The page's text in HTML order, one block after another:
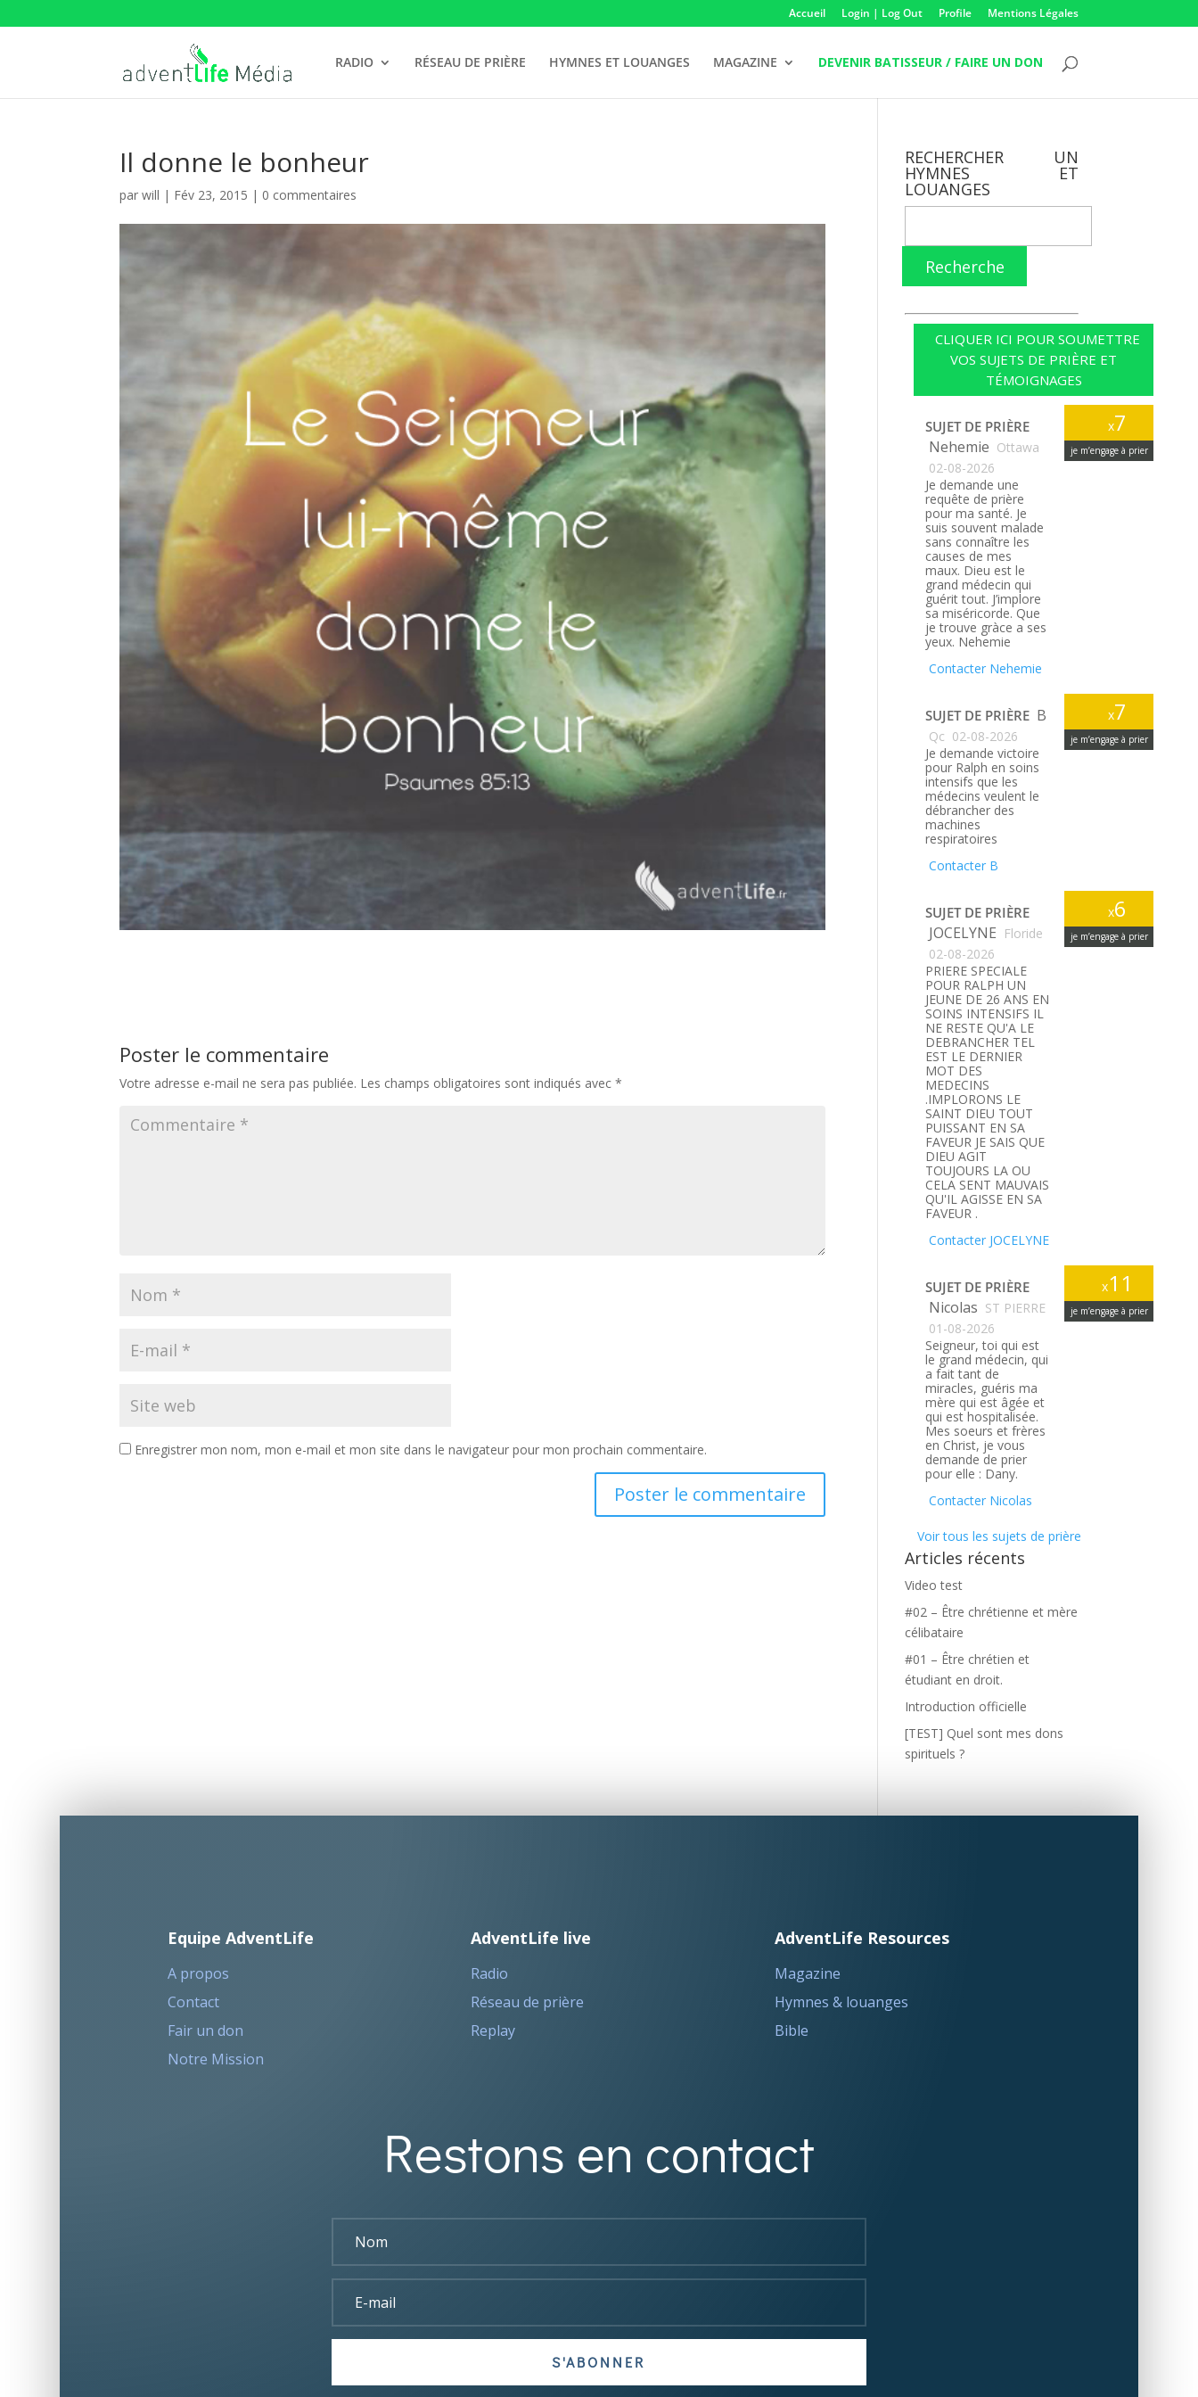
Accueil Login | Log Out Profile Mentions Légales
RADIO RÉSEAU DE PRIÈRE HYMNES ET LOUANGES MAGAZINE DEVENIR BATISSEUR / FAIRE UN DON
Il donne le bonheur
parwill | Fév 23, 2015 | 0 commentaires
Poster le commentaire
Votre adresse e-mail ne sera pas publiée. Les champs obligatoires sont indiqués avec*
Enregistrer mon nom, mon e-mail et mon site dans le navigateur pour mon prochain commentaire.
RECHERCHER UN
HYMNES ET
LOUANGES
Recherche
CLIQUER ICI POUR SOUMETTRE
VOS SUJETS DE PRIÈRE ET
TÉMOIGNAGES
x7
je m’engage à prier
SUJET DE PRIÈRE
Nehemie Ottawa
02-08-2026
Je demande une
requête de prière
pour ma santé. Je
suis souvent malade
sans connaître les
causes de mes
maux. Dieu est le
grand médecin qui
guérit tout. J’implore
sa miséricorde. Que
je trouve gràce a ses
yeux. Nehemie
Contacter Nehemie
x7
je m’engage à prier
SUJET DE PRIÈRE B
Qc 02-08-2026
Je demande victoire
pour Ralph en soins
intensifs que les
médecins veulent le
débrancher des
machines
respiratoires
Contacter B
x6
je m’engage à prier
SUJET DE PRIÈRE
JOCELYNE Floride
02-08-2026
PRIERE SPECIALE
POUR RALPH UN
JEUNE DE 26 ANS EN
SOINS INTENSIFS IL
NE RESTE QU'A LE
DEBRANCHER TEL
EST LE DERNIER
MOT DES
MEDECINS
.IMPLORONS LE
SAINT DIEU TOUT
PUISSANT EN SA
FAVEUR JE SAIS QUE
DIEU AGIT
TOUJOURS LA OU
CELA SENT MAUVAIS
QU'IL AGISSE EN SA
FAVEUR .
Contacter JOCELYNE
x11
je m’engage à prier
SUJET DE PRIÈRE
Nicolas ST PIERRE
01-08-2026
Seigneur, toi qui est
le grand médecin, qui
a fait tant de
miracles, guéris ma
mère qui est âgée et
qui est hospitalisée.
Mes soeurs et frères
en Christ, je vous
demande de prier
pour elle : Dany.
Contacter Nicolas
Voir tous les sujets de prière
Articles récents
Video test
#02 – Être chrétienne et mère
célibataire
#01 – Être chrétien et
étudiant en droit.
Introduction officielle
[TEST] Quel sont mes dons
spirituels ?
Equipe AdventLife
A propos
Contact
Fair un don
Notre Mission
AdventLife live
Radio
Réseau de prière
Replay
AdventLife Resources
Magazine
Hymnes & louanges
Bible
Restons en contact
S'ABONNER